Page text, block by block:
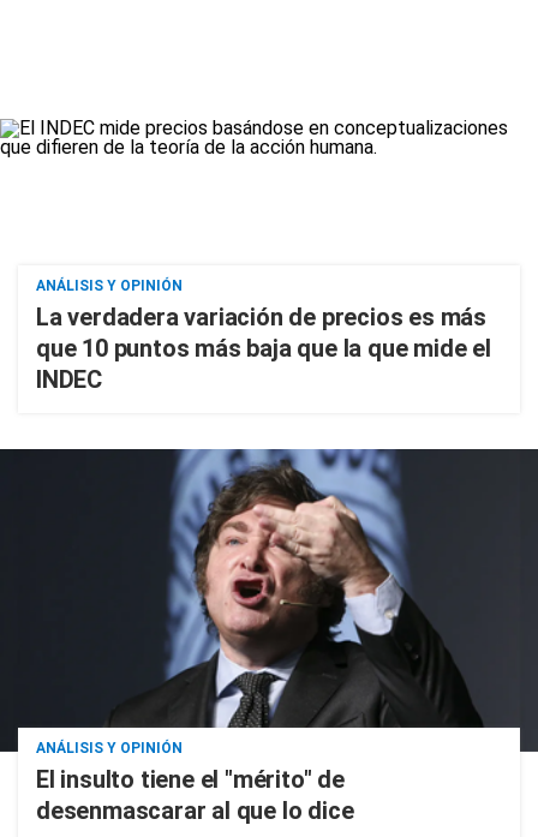
ANÁLISIS Y OPINIÓN
La verdadera variación de precios es más
que 10 puntos más baja que la que mide el
INDEC
ANÁLISIS Y OPINIÓN
El insulto tiene el "mérito" de
desenmascarar al que lo dice